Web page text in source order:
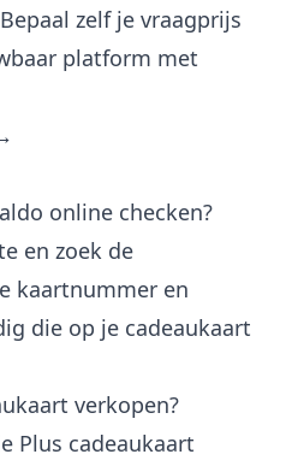
zelf je vraagprijs
platform met
online checken?
en zoek de
kaartnummer en
die op je cadeaukaart
verkopen?
Plus cadeaukaart